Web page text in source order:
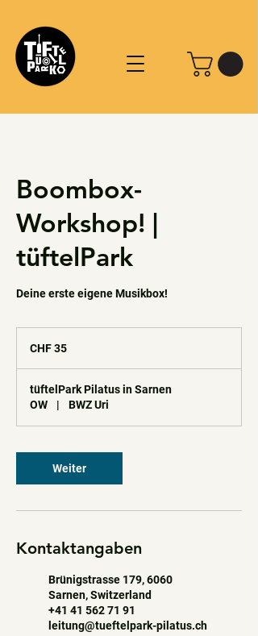
Boombox-
Workshop! |
tüftelPark
Deine erste eigene Musikbox!
Franken
CHF 35
tüftelPark Pilatus in Sarnen
OW
| BWZ Uri
Weiter
Kontaktangaben
Brünigstrasse 179, 6060
Sarnen, Switzerland
+41 41 562 71 91
leitung@tueftelpark-pilatus.ch